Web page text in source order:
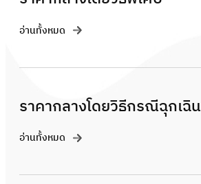
อ่านทั้งหมด
ราคากลางโดยวิธีกรณีฉุกเฉิน
อ่านทั้งหมด